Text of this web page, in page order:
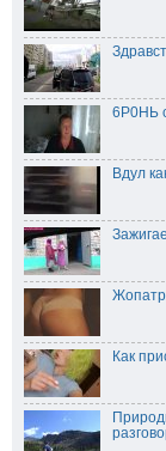
6Р0НЬ
Вдул
Как